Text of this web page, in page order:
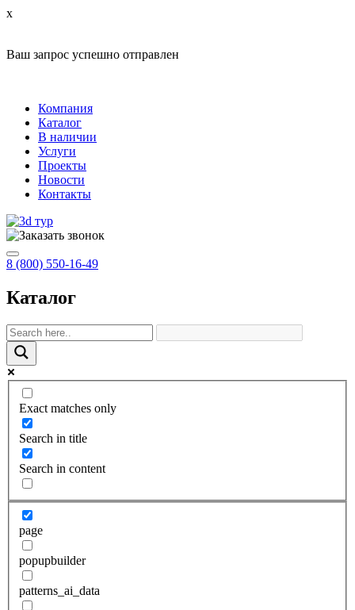
x
Ваш запрос успешно отправлен
Компания
Каталог
В наличии
Услуги
Проекты
Новости
Контакты
8 (800) 550-16-49
Каталог
Exact matches only
Search in title
Search in content
page
popupbuilder
patterns_ai_data